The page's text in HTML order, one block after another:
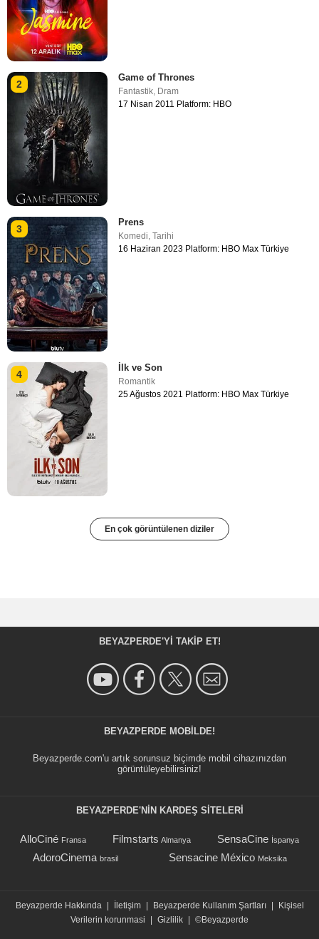
2
Game of Thrones
Fantastik, Dram
17 Nisan 2011 Platform: HBO
3
Prens
Komedi,Tarihi
16 Haziran 2023 Platform: HBO Max Türkiye
4
İlk ve Son
Romantik
25 Ağustos 2021 Platform: HBO Max Türkiye
En çok görüntülenen diziler
BEYAZPERDE'YI TAKIP ET!
BEYAZPERDE MOBILDE!
Beyazperde.com'u artık sorunsuz biçimde mobil cihazınızdan
görüntüleyebilirsiniz!
BEYAZPERDE'NIN KARDEŞ SİTELERİ
AlloCiné Fransa Filmstarts Almanya SensaCine İspanya
AdoroCinema brasil Sensacine México Meksika
Beyazperde Hakkında | İletişim | Beyazperde Kullanım Şartları |
Kişisel
Verilerin korunmasi
| Gizlilik | ©Beyazperde